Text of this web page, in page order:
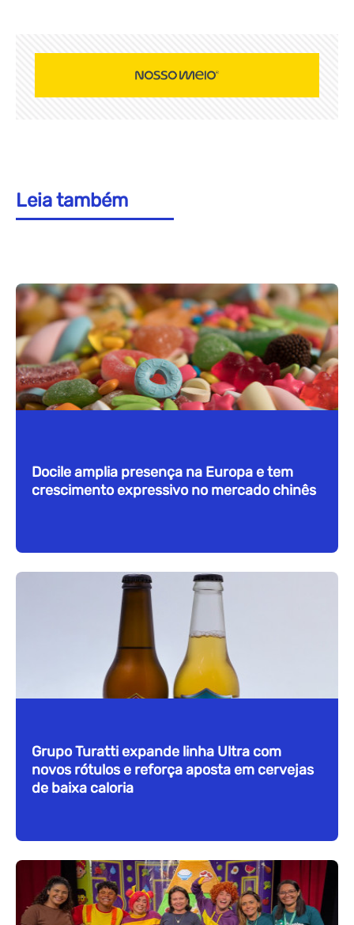
Leia também
Docile amplia presença na Europa e tem
crescimento expressivo no mercado chinês
Grupo Turatti expande linha Ultra com
novos rótulos e reforça aposta em cervejas
de baixa caloria